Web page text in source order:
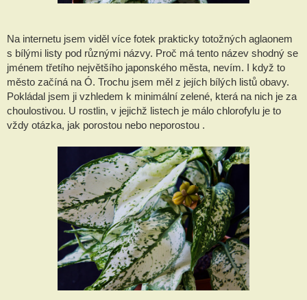
Na internetu jsem viděl více fotek prakticky totožných aglaonem
s bílými listy pod různými názvy. Proč má tento název shodný se
jménem třetího největšího japonského města, nevím. I když to
město začíná na Ó. Trochu jsem měl z jejích bílých listů obavy.
Pokládal jsem ji vzhledem k minimální zelené, která na nich je za
choulostivou. U rostlin, v jejichž listech je málo chlorofylu je to
vždy otázka, jak porostou nebo neporostou .